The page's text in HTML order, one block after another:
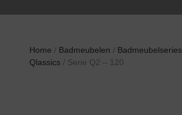
Home / Badmeubelen / Badmeubelseries
Qlassics / Serie Q2 – 120